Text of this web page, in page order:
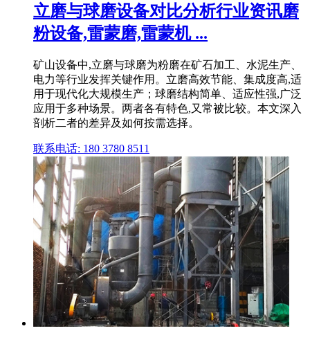
立磨与球磨设备对比分析行业资讯磨
粉设备,雷蒙磨,雷蒙机 ...
矿山设备中,立磨与球磨为粉磨在矿石加工、水泥生产、
电力等行业发挥关键作用。立磨高效节能、集成度高,适
用于现代化大规模生产；球磨结构简单、适应性强,广泛
应用于多种场景。两者各有特色,又常被比较。本文深入
剖析二者的差异及如何按需选择。
联系电话: 180 3780 8511